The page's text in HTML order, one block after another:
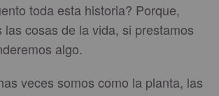
toda esta historia? Porque,
las cosas de la vida, si prestamos
algo.
veces somos como la planta, las